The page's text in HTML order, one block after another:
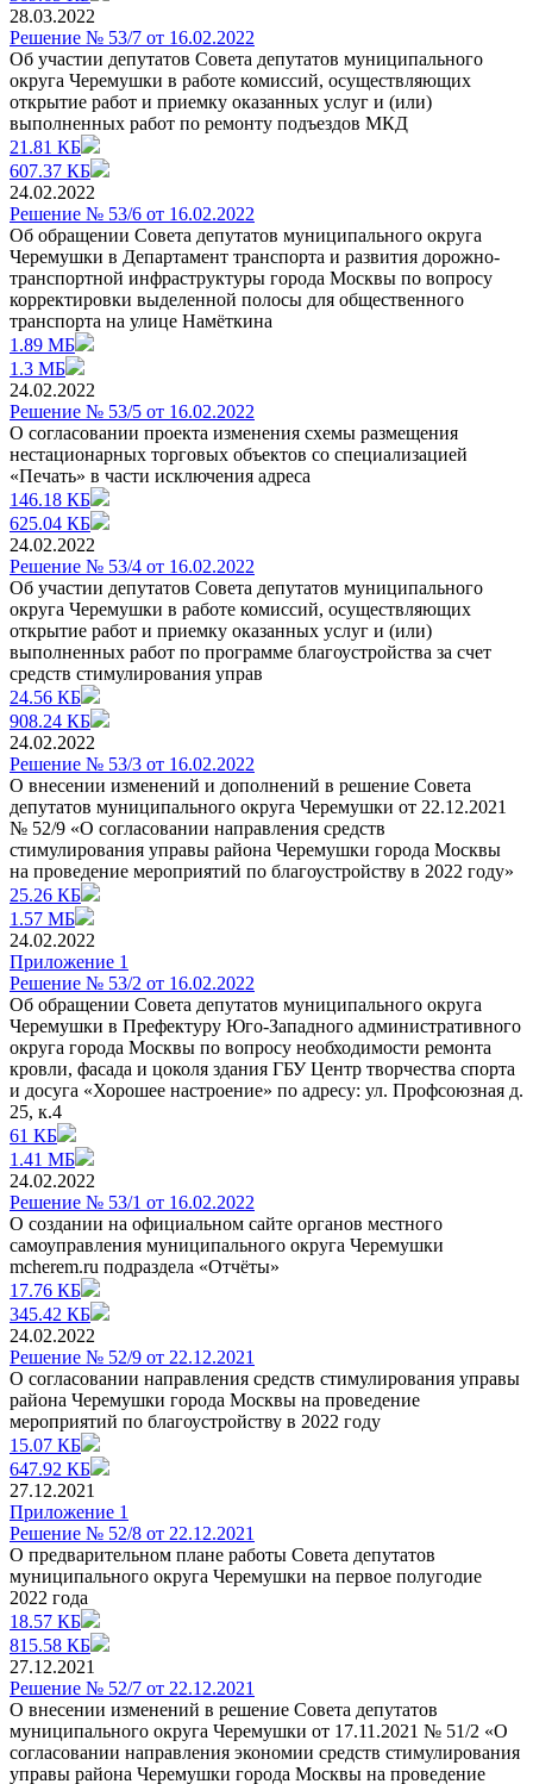
28.03.2022
Решение № 53/7 от 16.02.2022
Об участии депутатов Совета депутатов муниципального
округа Черемушки в работе комиссий, осуществляющих
открытие работ и приемку оказанных услуг и (или)
выполненных работ по ремонту подъездов МКД
21.81 КБ
607.37 КБ
24.02.2022
Решение № 53/6 от 16.02.2022
Об обращении Совета депутатов муниципального округа
Черемушки в Департамент транспорта и развития дорожно-
транспортной инфраструктуры города Москвы по вопросу
корректировки выделенной полосы для общественного
транспорта на улице Намёткина
1.89 МБ
1.3 МБ
24.02.2022
Решение № 53/5 от 16.02.2022
О согласовании проекта изменения схемы размещения
нестационарных торговых объектов со специализацией
«Печать» в части исключения адреса
146.18 КБ
625.04 КБ
24.02.2022
Решение № 53/4 от 16.02.2022
Об участии депутатов Совета депутатов муниципального
округа Черемушки в работе комиссий, осуществляющих
открытие работ и приемку оказанных услуг и (или)
выполненных работ по программе благоустройства за счет
средств стимулирования управ
24.56 КБ
908.24 КБ
24.02.2022
Решение № 53/3 от 16.02.2022
О внесении изменений и дополнений в решение Совета
депутатов муниципального округа Черемушки от 22.12.2021
№ 52/9 «О согласовании направления средств
стимулирования управы района Черемушки города Москвы
на проведение мероприятий по благоустройству в 2022 году»
25.26 КБ
1.57 МБ
24.02.2022
Приложение 1
Решение № 53/2 от 16.02.2022
Об обращении Совета депутатов муниципального округа
Черемушки в Префектуру Юго-Западного административного
округа города Москвы по вопросу необходимости ремонта
кровли, фасада и цоколя здания ГБУ Центр творчества спорта
и досуга «Хорошее настроение» по адресу: ул. Профсоюзная д.
25, к.4
61 КБ
1.41 МБ
24.02.2022
Решение № 53/1 от 16.02.2022
О создании на официальном сайте органов местного
самоуправления муниципального округа Черемушки
mcherem.ru подраздела «Отчёты»
17.76 КБ
345.42 КБ
24.02.2022
Решение № 52/9 от 22.12.2021
О согласовании направления средств стимулирования управы
района Черемушки города Москвы на проведение
мероприятий по благоустройству в 2022 году
15.07 КБ
647.92 КБ
27.12.2021
Приложение 1
Решение № 52/8 от 22.12.2021
О предварительном плане работы Совета депутатов
муниципального округа Черемушки на первое полугодие
2022 года
18.57 КБ
815.58 КБ
27.12.2021
Решение № 52/7 от 22.12.2021
О внесении изменений в решение Совета депутатов
муниципального округа Черемушки от 17.11.2021 № 51/2 «О
согласовании направления экономии средств стимулирования
управы района Черемушки города Москвы на проведение